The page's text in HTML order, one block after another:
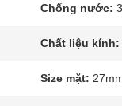
Chống nước:
Chất liệu kính:
Size mặt: